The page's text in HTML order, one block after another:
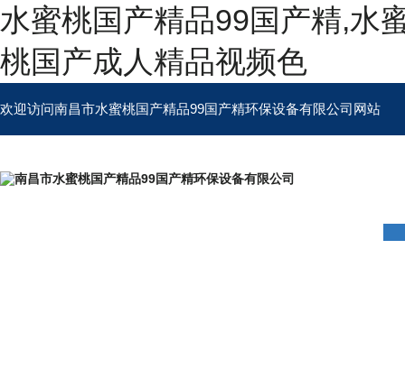
水蜜桃国产精品99国产精,水
桃国产成人精品视频色
欢迎访问南昌市水蜜桃国产精品99国产精环保设备有限公司网站